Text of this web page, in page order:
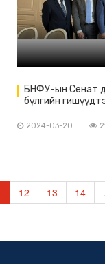
БНФУ-ын Сенат
бүлгийн
2024-03-20
12 13 14